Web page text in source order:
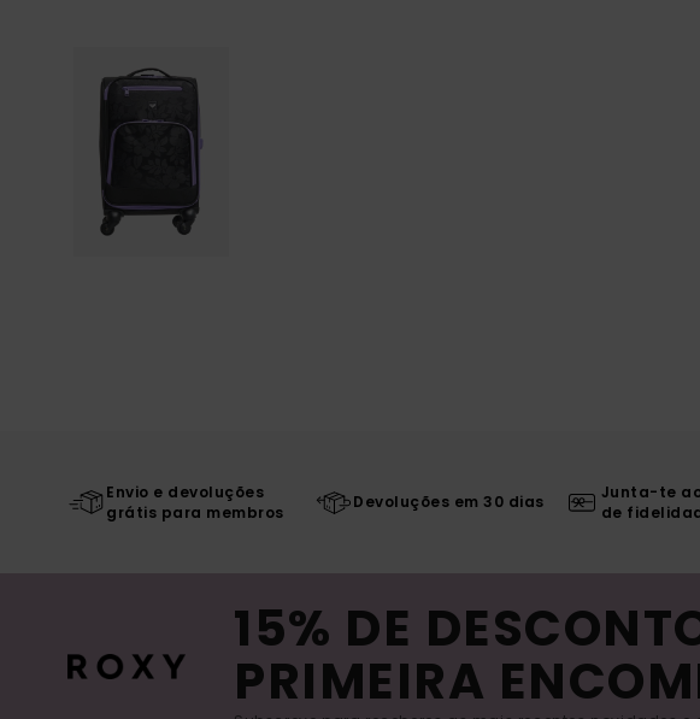
Envio e devoluções
grátis para membros
Devoluções em 30 dias
Junta-te
de
15% DE
PRIMEIRA